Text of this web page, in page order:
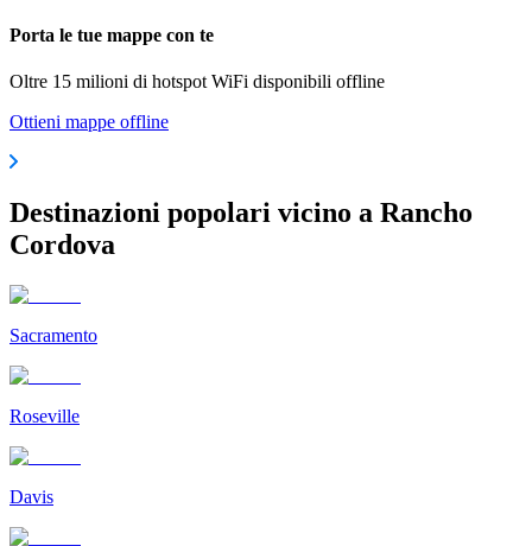
Porta le tue mappe con te
Oltre 15 milioni di hotspot WiFi disponibili offline
Ottieni mappe offline
Destinazioni popolari vicino a Rancho
Cordova
Sacramento
Roseville
Davis